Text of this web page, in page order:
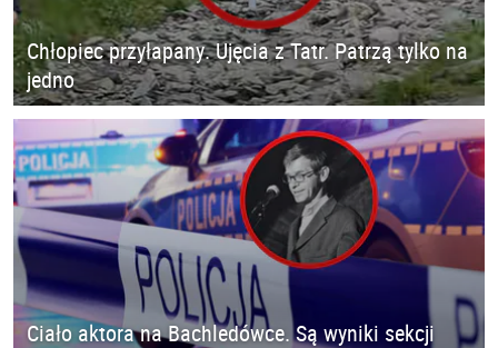
Chłopiec przyłapany. Ujęcia z Tatr. Patrzą tylko na
jedno
Ciało aktora na Bachledówce. Są wyniki sekcji